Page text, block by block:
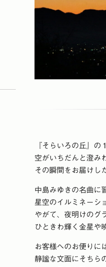
『そらいろの丘』の
空がいちだんと澄み
その瞬間をお届けし
中島みゆきの名曲に
星空のイルミネーシ
やがて、夜明けのグ
ひときわ輝く金星や
お客様へのお便りに
静謐な文面にそちら